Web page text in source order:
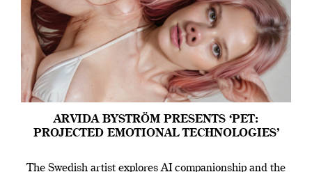
ARVIDA BYSTRÖM PRESENTS ‘PET:
PROJECTED EMOTIONAL TECHNOLOGIES’
The Swedish artist explores AI companionship and the